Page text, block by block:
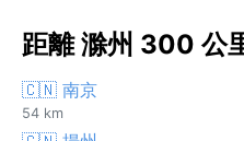
距離 滁州 300 公
🇨🇳 南京
54 km